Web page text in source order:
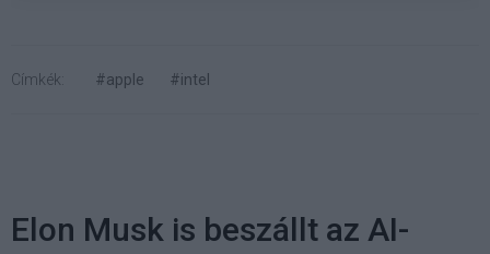
Címkék: #apple #intel
Elon Musk is beszállt az AI-